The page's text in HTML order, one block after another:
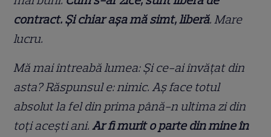
contract. Și chiar așa mă simt, liberă. Mare
lucru.
Mă mai întreabă lumea: Și ce-ai învățat din
asta? Răspunsul e: nimic. Aș face totul
absolut la fel din prima până-n ultima zi din
toți acești ani.Ar fi murit o parte din mine în